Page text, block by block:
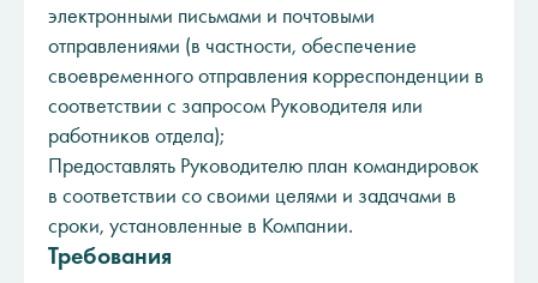
электронными письмами и почтовыми
отправлениями (в частности, обеспечение
своевременного отправления корреспонденции в
соответствии с запросом Руководителя или
работников отдела);
Предоставлять Руководителю план командировок
в соответствии со своими целями и задачами в
сроки, установленные в Компании.
Требования